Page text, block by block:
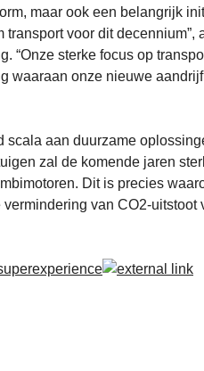
maar ook een belangrijk
voor dit decennium”,
“Onze sterke focus op
waaraan onze nieuwe
aan duurzame
zal de komende jaren
Dit is precies
van CO2-uitstoot